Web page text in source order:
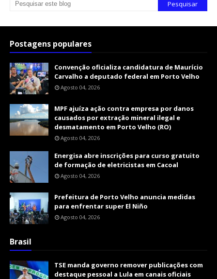
Postagens populares
Convenção oficializa candidatura de Maurício
Carvalho a deputado federal em Porto Velho
Agosto 04, 2026
MPF ajuíza ação contra empresa por danos
causados por extração mineral ilegal e
desmatamento em Porto Velho (RO)
Agosto 04, 2026
Energisa abre inscrições para curso gratuito
de formação de eletricistas em Cacoal
Agosto 04, 2026
Prefeitura de Porto Velho anuncia medidas
para enfrentar super El Niño
Agosto 04, 2026
Brasil
TSE manda governo remover publicações com
destaque pessoal a Lula em canais oficiais